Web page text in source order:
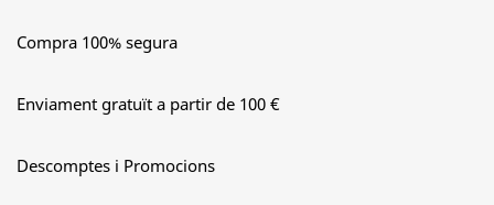
Compra 100% segura
Enviament gratuït a partir de 100 €
Descomptes i Promocions